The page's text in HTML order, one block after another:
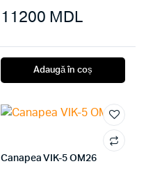
11200 MDL
Adaugă în coș
Canapea VIK-5 OM26